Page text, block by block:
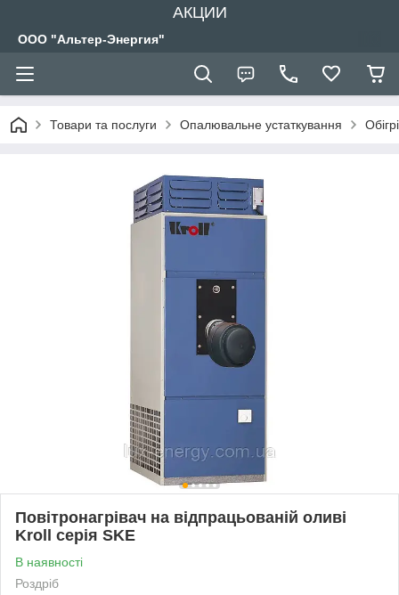
АКЦИИ
ООО "Альтер-Энергия"
Товари та послуги Опалювальне устаткування
Повітронагрівач на відпрацьованій оливі
Kroll серія SKE
В наявності
Роздріб